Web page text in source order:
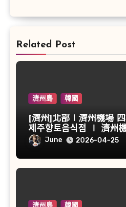
Related Post
濟州島 韓國
[濟州]北部∣濟州機場
제주향토음식점 ∣ 濟州
June 2026-04-25
濟州島 韓國